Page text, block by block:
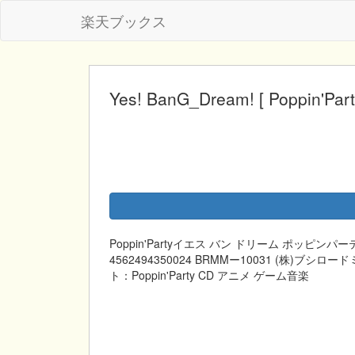
楽天ブックス
Yes! BanG_Dream! [
Poppin'Partyイエス バン ドリーム ポッピンパー
4562494350024 BRMMー10031 (株)ブシロー
ト：Poppin'Party CD アニメ ゲーム音楽